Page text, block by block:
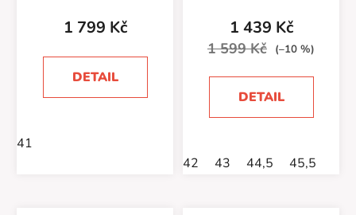
1 799 Kč
DETAIL
41
1 439 Kč
1 599 Kč (–10 %)
DETAIL
42 43 44,5 45,5